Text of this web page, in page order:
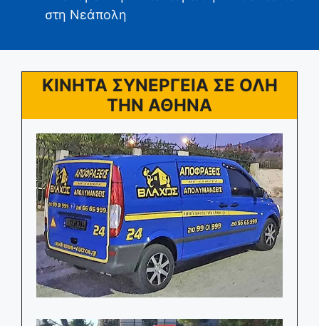
στη Νεάπολη
ΚΙΝΗΤΑ ΣΥΝΕΡΓΕΙΑ ΣΕ ΟΛΗ
ΤΗΝ ΑΘΗΝΑ